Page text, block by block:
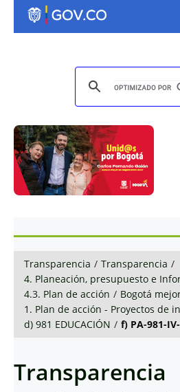
Transparencia / Transparencia /
4. Planeación, presupuesto e
4.3. Plan de acción / Bogotá
1. Plan de acción - Proyectos de
d) 981 EDUCACIÓN / f) PA-981-
Transparencia